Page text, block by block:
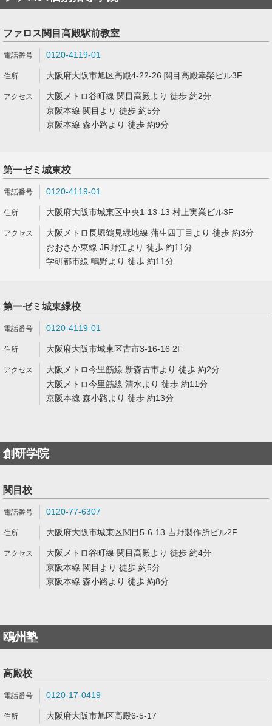
ファロス関目高殿駅前教室
0120-4119-01
大阪府大阪市旭区高殿4-22-26 関目高殿幸榮ビル3F
大阪メトロ谷町線 関目高殿より 徒歩 約2分
京阪本線 関目より 徒歩 約5分
京阪本線 森小路より 徒歩 約9分
第一ゼミ城東校
0120-4119-01
大阪府大阪市城東区中央1-13-13 村上実業ビル3F
大阪メトロ長堀鶴見緑地線 蒲生四丁目より 徒歩 約3分
おおさか東線 JR野江より 徒歩 約11分
学研都市線 鴫野より 徒歩 約11分
第一ゼミ城東緑校
0120-4119-01
大阪府大阪市城東区古市3-16-16 2F
大阪メトロ今里筋線 新森古市より 徒歩 約2分
大阪メトロ今里筋線 清水より 徒歩 約11分
京阪本線 森小路より 徒歩 約13分
創研学院
関目校
0120-77-6307
大阪府大阪市城東区関目5-6-13 吉野製作所ビル2F
大阪メトロ谷町線 関目高殿より 徒歩 約4分
京阪本線 関目より 徒歩 約5分
京阪本線 森小路より 徒歩 約8分
鴎州塾
高殿校
0120-17-0419
大阪府大阪市旭区高殿6-5-17